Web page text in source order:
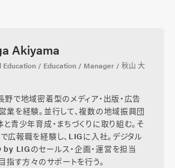
Akiyama
Education / Education / Manager / 秋山 大
で地域密着型のメディア・出版・広告
業を経験。並行して、複数の地域振興団
青少年育成・まちづくりに取り組む。そ
広報職を経験し、LIGに入社。デジタル
by LIGのセールス・企画・運営を担当
指す方々のサポートを行う。